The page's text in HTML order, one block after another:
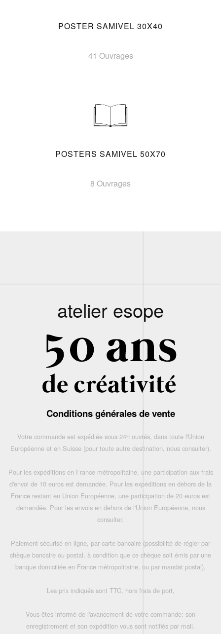
POSTER SAMIVEL 30X40
41 Ouvrages
POSTERS SAMIVEL 50X70
8 Ouvrages
atelier esope
Conditions générales de vente
Votre commande est expédiée sous 24h ouvrés, dans toute l'Union
Européenne et en Suisse (pour toute autre destination, nous consulter),
Pour les expéditions en France métropolitaine, une participation aux frais
d'envoi de 10 euros est demandée. Pour les expéditions en dehors de la
France restant en Union Européenne, une participation de 20 euros est
demandée. Pour les envois en dehors de l'Union Européenne, nous
consulter.
Paiement sécurisé en ligne, par carte bancaire (possibilité de régler par
chèque bancaire ou postal, à condition que ce chèque soit émis par une
banque domiciliée en France métropolitaine, ou par mandat postal),
Les prix indiqués sont TTC, hors frais de port,
Vous êtes informé de l'avancement de votre commande: son
enregistrement et son expédition vous sont notifiés par mail.